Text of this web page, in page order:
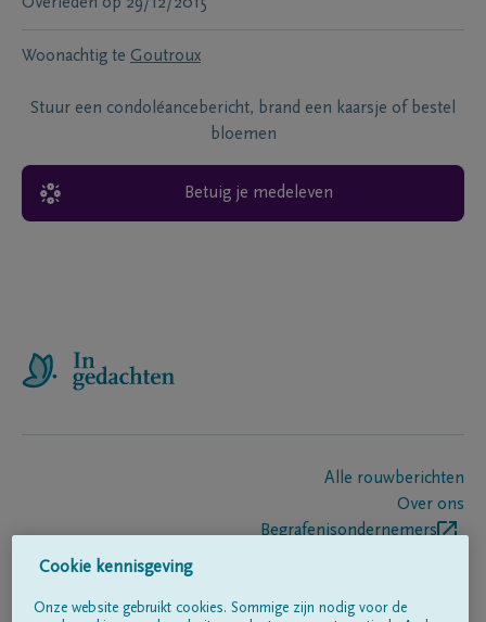
Woonachtig te Goutroux
Stuur een condoléancebericht, brand een kaarsje of bestel
bloemen
Betuig je medeleven
Alle rouwberichten
Over ons
Begrafenisondernemers
Cookie kennisgeving
Onze website gebruikt cookies. Sommige zijn nodig voor de